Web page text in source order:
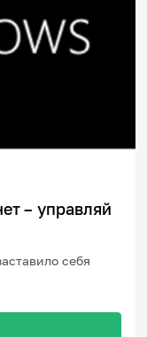
– управляй
себя